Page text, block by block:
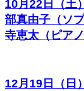
10月22日（土
部真由子（ソ
寺恵太（ピア
12月19日（日